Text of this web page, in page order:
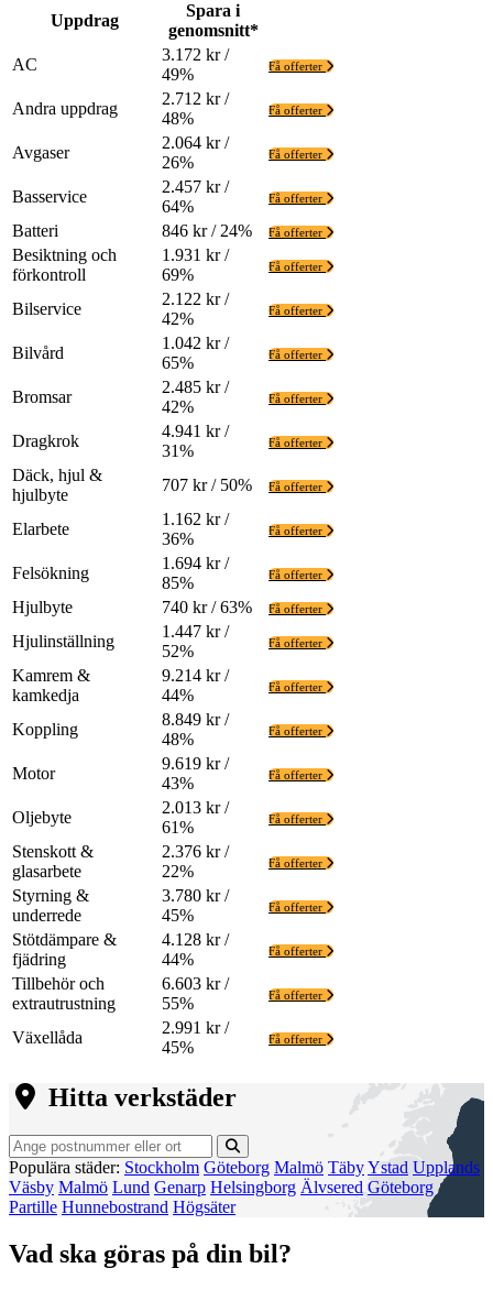
Uppdrag
Spara i
genomsnitt*
AC
3.172 kr /
49%
Få offerter
Andra uppdrag
2.712 kr /
48%
Få offerter
Avgaser
2.064 kr /
26%
Få offerter
Basservice
2.457 kr /
64%
Få offerter
Batteri 846 kr / 24% Få offerter
Besiktning och
förkontroll
1.931 kr /
69%
Få offerter
Bilservice
2.122 kr /
42%
Få offerter
Bilvård
1.042 kr /
65%
Få offerter
Bromsar
2.485 kr /
42%
Få offerter
Dragkrok
4.941 kr /
31%
Få offerter
Däck, hjul &
hjulbyte
707 kr / 50% Få offerter
Elarbete
1.162 kr /
36%
Få offerter
Felsökning
1.694 kr /
85%
Få offerter
Hjulbyte 740 kr / 63% Få offerter
Hjulinställning
1.447 kr /
52%
Få offerter
Kamrem &
kamkedja
9.214 kr /
44%
Få offerter
Koppling
8.849 kr /
48%
Få offerter
Motor
9.619 kr /
43%
Få offerter
Oljebyte
2.013 kr /
61%
Få offerter
Stenskott &
glasarbete
2.376 kr /
22%
Få offerter
Styrning &
underrede
3.780 kr /
45%
Få offerter
Stötdämpare &
fjädring
4.128 kr /
44%
Få offerter
Tillbehör och
extrautrustning
6.603 kr /
55%
Få offerter
Växellåda
2.991 kr /
45%
Få offerter
Hitta verkstäder
Populära städer: Stockholm Göteborg Malmö TäbyYstad Upplands
Väsby Malmö Lund Genarp Helsingborg Älvsered Göteborg
Partille Hunnebostrand Högsäter
Vad ska göras på din bil?